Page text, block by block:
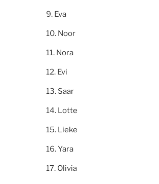
Eva
Noor
Nora
Evi
Saar
Lotte
Lieke
Yara
Olivia